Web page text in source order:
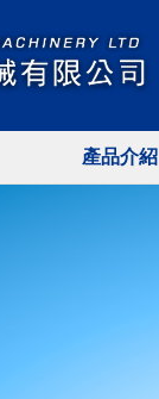
產品介紹